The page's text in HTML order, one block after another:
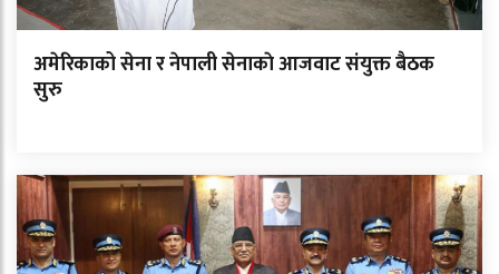
अमेरिकाको सेना र नेपाली सेनाकाे आजवाट संयुक्त बैठक
सुरु